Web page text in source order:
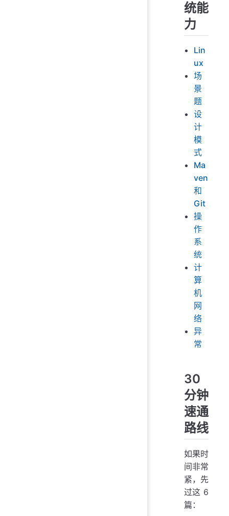
统能
力
Lin
ux
场
景
题
设
计
模
式
Ma
ven
和
Git
操
作
系
统
计
算
机
网
络
异
常
30
分钟
速通
路线
如果时
间非常
紧，先
过这 6
篇：